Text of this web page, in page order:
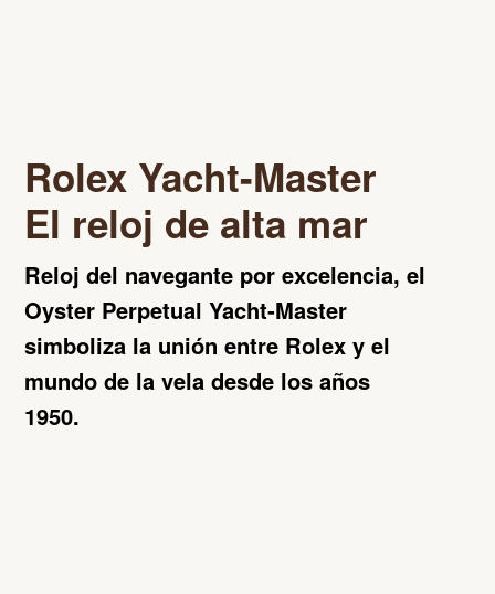
Rolex Yacht-Master
El reloj de alta mar
Reloj del navegante por excelencia, el
Oyster Perpetual Yacht‑Master
simboliza la unión entre Rolex y el
mundo de la vela desde los años
1950.